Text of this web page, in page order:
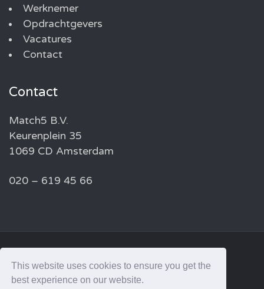
This website uses cookies to ensure you get the
best experience on our website.
Werknemer
Opdrachtgevers
Vacatures
Contact
Contact
Match5 B.V.
Keurenplein 35
1069 CD Amsterdam
020 – 619 45 66